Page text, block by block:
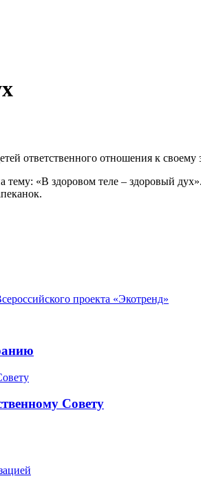
ответственного отношения к своему
тему: «В здоровом теле – здоровый дух»
проекта «Экотренд»
Совету